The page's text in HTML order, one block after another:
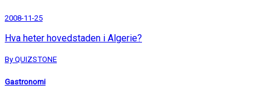
2008-11-25
Hva heter hovedstaden i Algerie?
By QUIZSTONE
Gastronomi